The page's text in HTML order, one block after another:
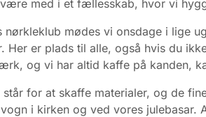
med i et fællesskab, hvor vi
nørkleklub mødes vi onsdage i lige
Her er plads til alle, også hvis du
og vi har altid kaffe på kanden,
står for at skaffe materialer, og de
i kirken og ved vores julebasar.